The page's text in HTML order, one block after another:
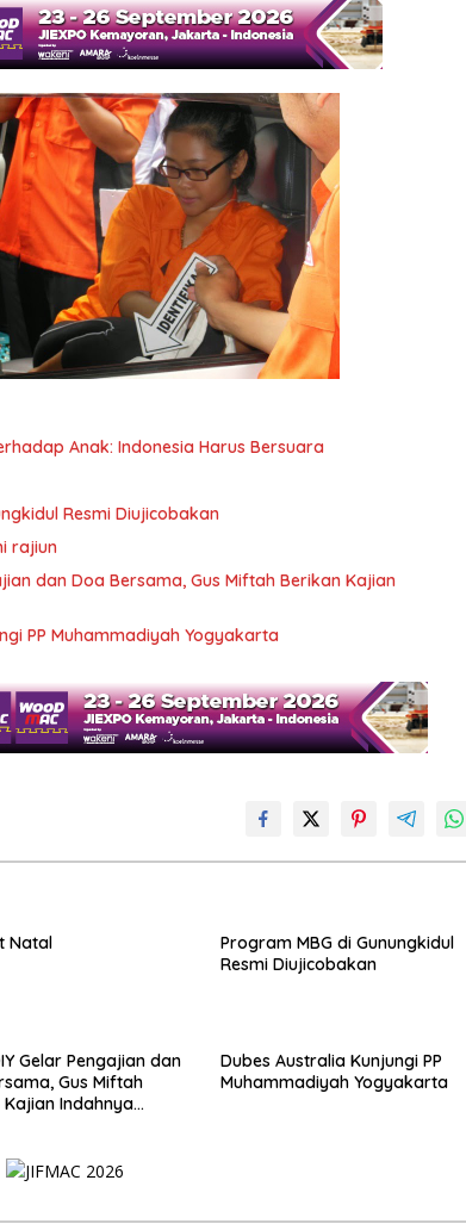
Anak: Indonesia Harus Bersuara
Resmi Diujicobakan
rajiun
dan Doa Bersama, Gus Miftah Berikan Kajian
PP Muhammadiyah Yogyakarta
Natal
Program MBG di Gunungkidul
Resmi Diujicobakan
Gelar Pengajian dan
Gus Miftah
Kajian Indahnya
Dubes Australia Kunjungi PP
Muhammadiyah Yogyakarta